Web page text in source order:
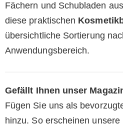
Fächern und Schubladen
diese praktischen
übersichtliche Sortierung
Anwendungsbereich.
Gefällt Ihnen unser
Fügen Sie uns als
hinzu. So erscheinen unsere